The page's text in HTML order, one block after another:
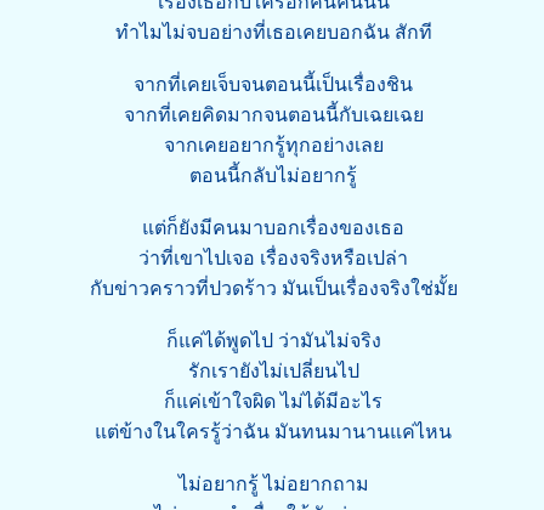
ทำไมไม่จบอย่างที่เธอเคยบอกฉัน สักที
จากที่เคยเจ็บจนตอนนี้เป็นเรื่องชิน
จากที่เคยคิดมากจนตอนนี้กับเฉยเฉย
จากเคยอยากรู้ทุกอย่างเลย
ตอนนี้กลับไม่อยากรู้
แต่ก็ยังมีคนมาบอกเรื่องของเธอ
ว่าที่เขาไปเจอ เรื่องจริงหรือเปล่า
กับข่าวคราวที่ปวดร้าว มันเป็นเรื่องจริงใช่มั้ย
ก็แค่ได้พูดไป ว่ามันไม่จริง
รักเรายังไม่เปลี่ยนไป
ก็แค่เข้าใจผิด ไม่ได้มีอะไร
แต่ข้างในใครรู้ว่าฉัน มันทนมานานแค่ไหน
ไม่อยากรู้ ไม่อยากถาม